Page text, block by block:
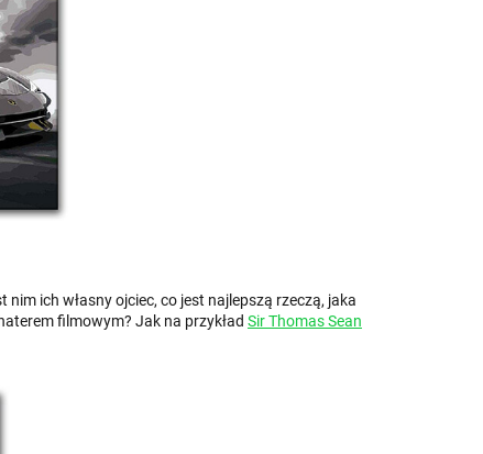
ich własny ojciec, co jest najlepszą rzeczą, jaka
filmowym? Jak na przykład Sir Thomas Sean